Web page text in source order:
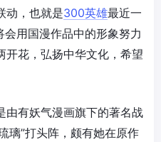
动，也就是300英雄最近一
用国漫作品中的形象努力
开花，弘扬中华文化，希望
由有妖气漫画旗下的著名战
璃”打头阵，颇有她在原作